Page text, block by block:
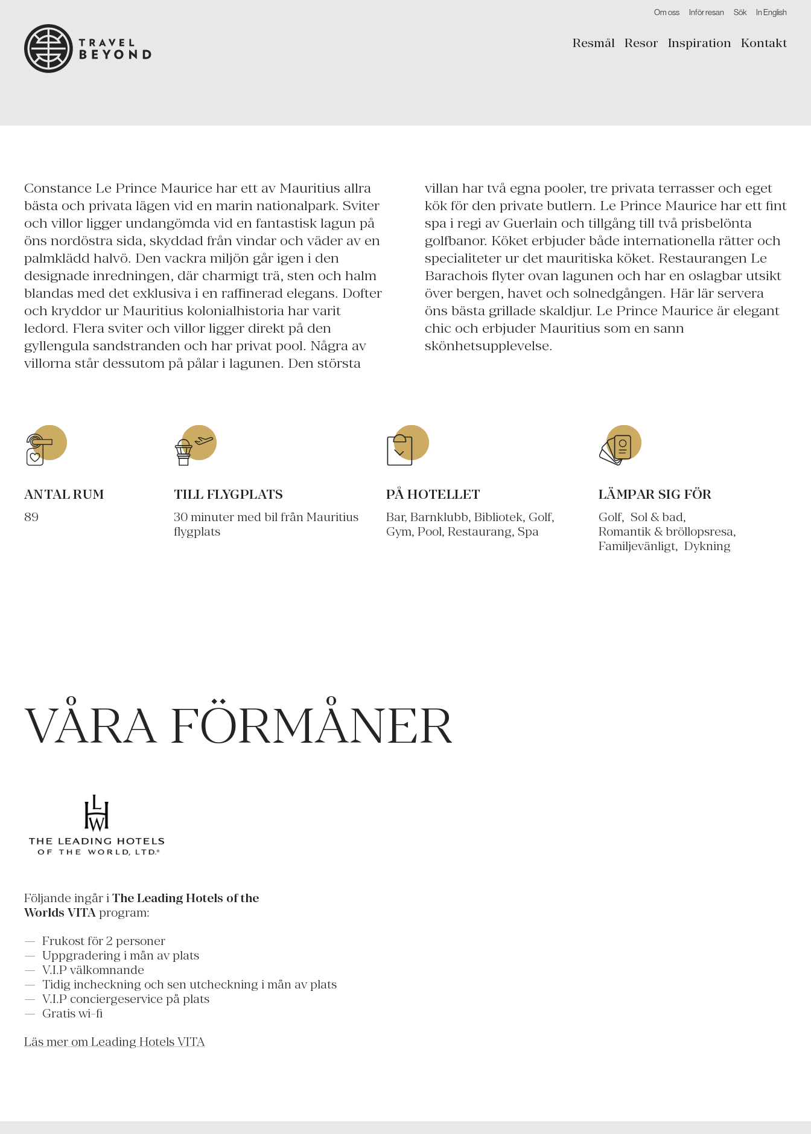
Om oss Inför resan Sök In English
Resmål Resor Inspiration Kontakt
Constance Le Prince Maurice har ett av Mauritius allra
bästa och privata lägen vid en marin nationalpark. Sviter
och villor ligger undangömda vid en fantastisk lagun på
öns nordöstra sida, skyddad från vindar och väder av en
palmklädd halvö. Den vackra miljön går igen i den
designade inredningen, där charmigt trä, sten och halm
blandas med det exklusiva i en raffinerad elegans. Dofter
och kryddor ur Mauritius kolonialhistoria har varit
ledord. Flera sviter och villor ligger direkt på den
gyllengula sandstranden och har privat pool. Några av
villorna står dessutom på pålar i lagunen. Den största
villan har två egna pooler, tre privata terrasser och eget
kök för den private butlern. Le Prince Maurice har ett fint
spa i regi av Guerlain och tillgång till två prisbelönta
golfbanor. Köket erbjuder både internationella rätter och
specialiteter ur det mauritiska köket. Restaurangen Le
Barachois flyter ovan lagunen och har en oslagbar utsikt
över bergen, havet och solnedgången. Här lär servera
öns bästa grillade skaldjur. Le Prince Maurice är elegant
chic och erbjuder Mauritius som en sann
skönhetsupplevelse.
ANTAL RUM
89
TILL FLYGPLATS
30 minuter med bil från Mauritius
flygplats
PÅ HOTELLET
Bar, Barnklubb, Bibliotek, Golf,
Gym, Pool, Restaurang, Spa
LÄMPAR SIG FÖR
Golf
Sol & bad
Romantik & bröllopsresa
Familjevänligt
Dykning
VÅRA FÖRMÅNER
Följande ingår i The Leading Hotels of the
Worlds VITA program:
Frukost för 2 personer
Uppgradering i mån av plats
V.I.P välkomnande
Tidig incheckning och sen utcheckning i mån av plats
V.I.P conciergeservice på plats
Gratis wi-fi
Läs mer om Leading Hotels VITA